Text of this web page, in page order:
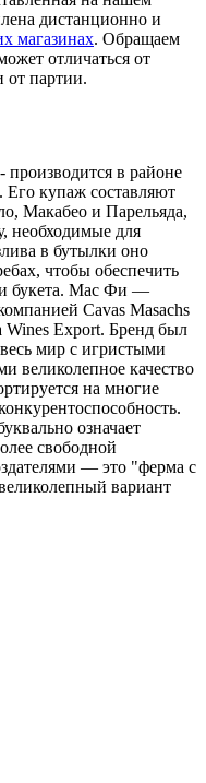
дистанционно и
магазинах. Обращаем
отличаться от
от партии.
производится в районе
Его купаж составляют
Макабео и Парельяда,
необходимые для
в бутылки оно
чтобы обеспечить
букета. Мас Фи —
Cavas Masachs
Wines Export. Бренд был
мир с игристыми
великолепное качество
на многие
означает
свободной
— это "ферма с
вариант